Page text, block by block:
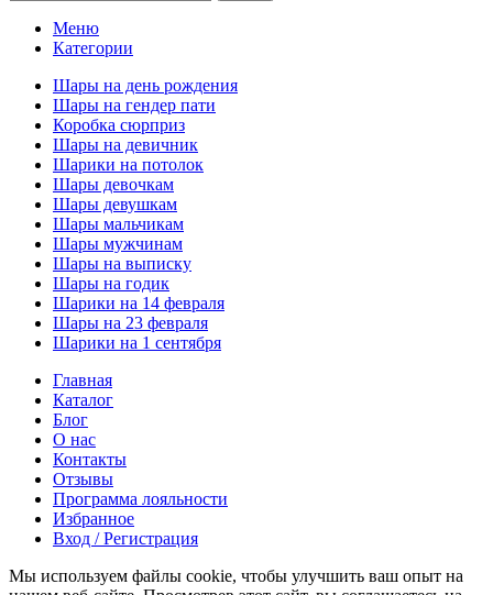
Меню
Категории
Шары на день рождения
Шары на гендер пати
Коробка сюрприз
Шары на девичник
Шарики на потолок
Шары девочкам
Шары девушкам
Шары мальчикам
Шары мужчинам
Шары на выписку
Шары на годик
Шарики на 14 февраля
Шары на 23 февраля
Шарики на 1 сентября
Главная
Каталог
Блог
О нас
Контакты
Отзывы
Программа лояльности
Избранное
Вход / Регистрация
Мы используем файлы cookie, чтобы улучшить ваш опыт на